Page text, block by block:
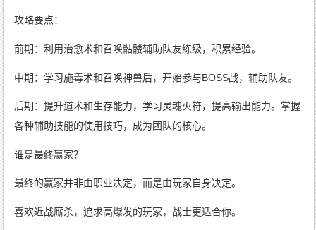
攻略要点：
前期：利用治愈术和召唤骷髅辅助队友练级，积累经验。
中期：学习施毒术和召唤神兽后，开始参与BOSS战，辅助队友。
后期：提升道术和生存能力，学习灵魂火符，提高输出能力。掌握
各种辅助技能的使用技巧，成为团队的核心。
谁是最终赢家？
最终的赢家并非由职业决定，而是由玩家自身决定。
喜欢近战厮杀，追求高爆发的玩家，战士更适合你。